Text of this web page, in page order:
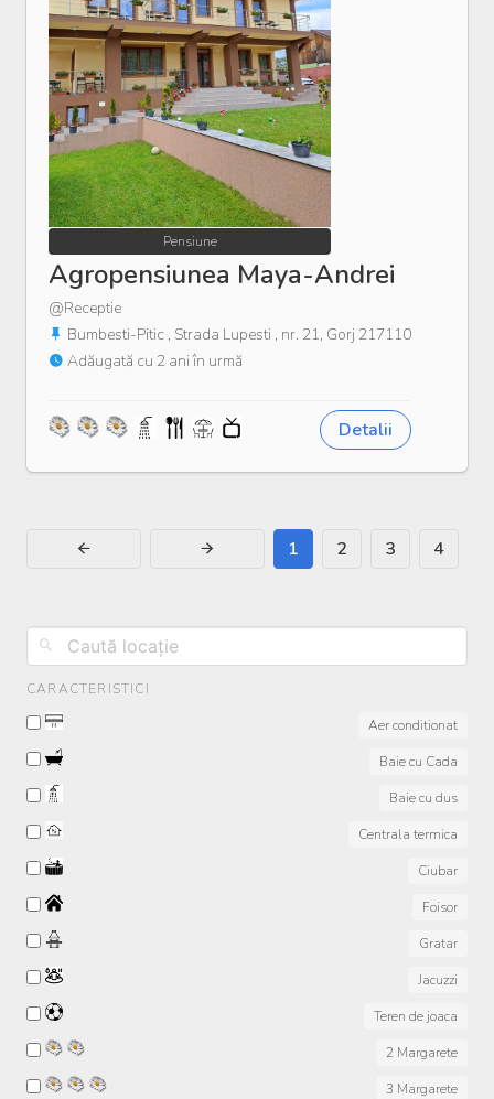
CARACTERISTICI
Aer conditionat
Baie cu Cada
Baie cu dus
Centrala termica
Ciubar
Foisor
Gratar
Jacuzzi
Teren de joaca
2 Margarete
3 Margarete
Pensiune
Agropensiunea Maya-Andrei
@Receptie
Bumbesti-Pitic , Strada Lupesti , nr. 21, Gorj 217110
Adăugată cu 2 ani în urmă
Detalii
1 2 3 4